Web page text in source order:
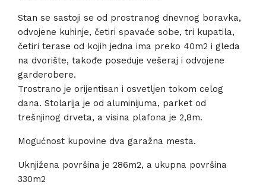
Stan se sastoji se od prostranog dnevnog boravka,
odvojene kuhinje, četiri spavaće sobe, tri kupatila,
četiri terase od kojih jedna ima preko 40m2 i gleda
na dvorište, takođe poseduje vešeraj i odvojene
garderobere.
Trostrano je orijentisan i osvetljen tokom celog
dana. Stolarija je od aluminijuma, parket od
trešnjinog drveta, a visina plafona je 2,8m.
Mogućnost kupovine dva garažna mesta.
Uknjižena površina je 286m2, a ukupna površina
330m2